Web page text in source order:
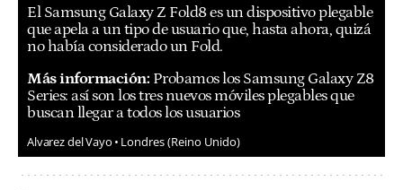
El Samsung Galaxy Z Fold8 es un dispositivo plegable
que apela a un tipo de usuario que, hasta ahora, quizá
no había considerado un Fold.
Más información: Probamos los Samsung Galaxy Z8
Series: así son los tres nuevos móviles plegables que
buscan llegar a todos los usuarios
Alvarez del Vayo Londres (Reino Unido)